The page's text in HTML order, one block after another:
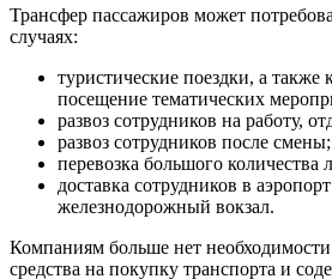
Трансфер пассажиров может
случаях:
туристические поездки, а также
посещение тематических
развоз сотрудников на работу,
развоз сотрудников после смены;
перевозка большого количества
доставка сотрудников в
железнодорожный вокзал.
Компаниям больше нет необходимости
средства на покупку транспорта и